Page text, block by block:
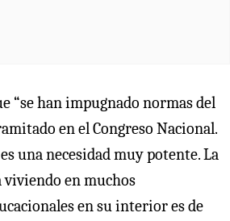
“se han impugnado normas del
en el Congreso Nacional.
una necesidad muy potente. La
viviendo en muchos
en su interior es de